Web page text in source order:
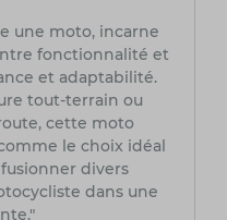
une moto, incarne
fonctionnalité et
et adaptabilité.
tout-terrain ou
cette moto
le choix idéal
divers
dans une